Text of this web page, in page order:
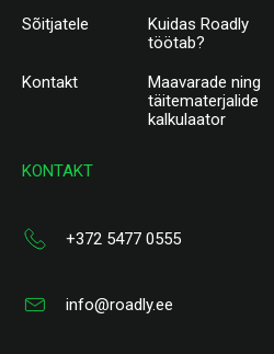
Sõitjatele
Kuidas Roadly
töötab?
Kontakt
Maavarade ning
täitematerjalide
kalkulaator
KONTAKT
+372 5477 0555
info@roadly.ee